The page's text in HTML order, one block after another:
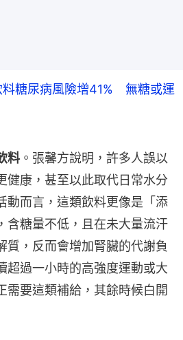
料糖尿病風險增41% 無糖或運
料 。張馨方說明，許多人誤以
健康，甚至以此取代日常水分
動而言，這類飲料更像是「添
含糖量不低，且在未大量流汗
質，反而會增加腎臟的代謝負
超過一小時的高強度運動或大
需要這類補給，其餘時候白開